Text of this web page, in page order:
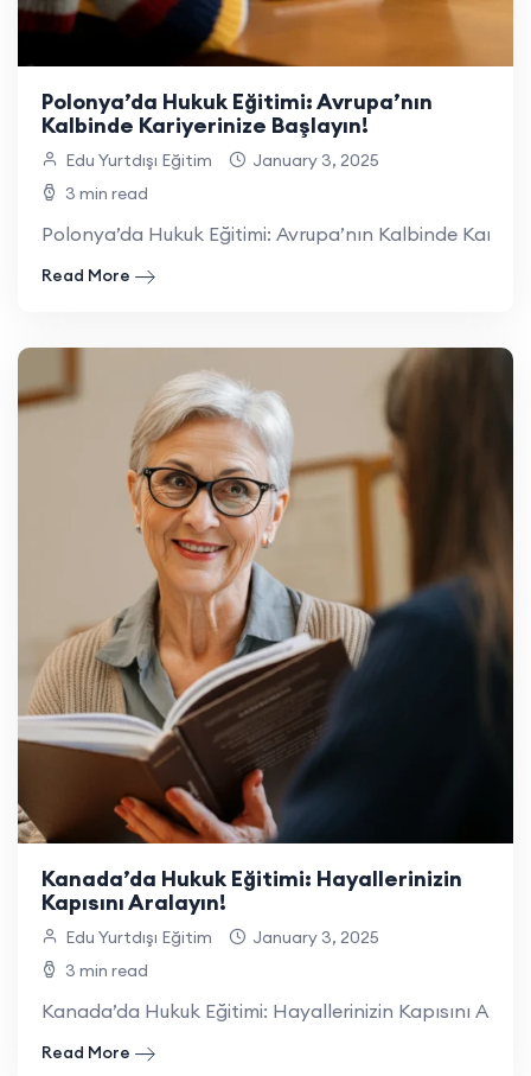
Polonya’da Hukuk Eğitimi: Avrupa’nın
Kalbinde Kariyerinize Başlayın!
Edu Yurtdışı Eğitim
January 3, 2025
3 min read
Polonya’da Hukuk Eğitimi: Avrupa’nın Kalbinde
Read More
Kanada’da Hukuk Eğitimi: Hayallerinizin
Kapısını Aralayın!
Edu Yurtdışı Eğitim
January 3, 2025
3 min read
Kanada’da Hukuk Eğitimi: Hayallerinizin Kapısını
Read More